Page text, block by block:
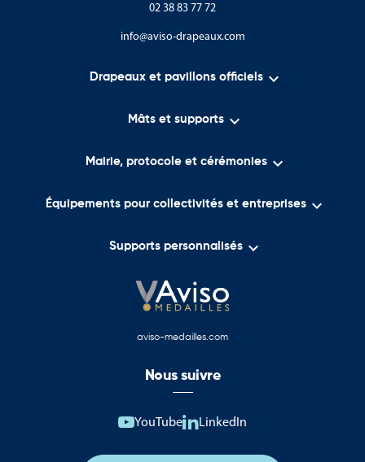
02 38 83 77 72
info@aviso-drapeaux.com
Drapeaux et pavillons officiels 
Mâts et supports 
Mairie, protocole et cérémonies 
Équipements pour collectivités et entreprises 
Supports personnalisés 
aviso-medailles.com
Nous suivre
YouTube LinkedIn